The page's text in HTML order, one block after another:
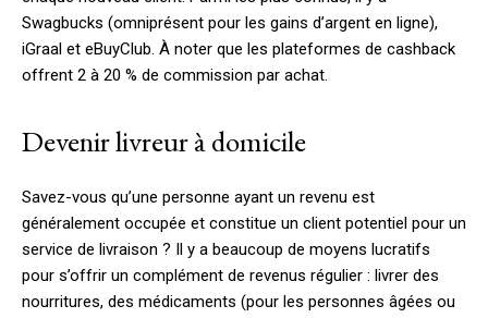
Swagbucks (omniprésent pour les gains d’argent en ligne),
iGraal et eBuyClub. À noter que les plateformes de cashback
offrent 2 à 20 % de commission par achat.
Devenir livreur à domicile
Savez-vous qu’une personne ayant un revenu est
généralement occupée et constitue un client potentiel pour un
service de livraison ? Il y a beaucoup de moyens lucratifs
pour s’offrir un complément de revenus régulier : livrer des
nourritures, des médicaments (pour les personnes âgées ou